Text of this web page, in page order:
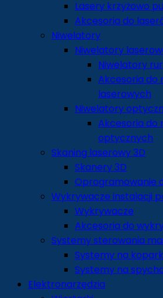
Lasery krzyżowo
Akcesoria do
Niwelatory
Niwelatory
Niwelatory
Akcesoria do
laserowych
Niwelatory
Akcesoria do
optycznych
Skaning laserowy 3D
Skanery 3D
Oprogramowanie
Wykrywacze instalacji
Wykrywacze
Akcesoria do
Systemy sterowania
Systemy na
Systemy na
Elektronarzędzia